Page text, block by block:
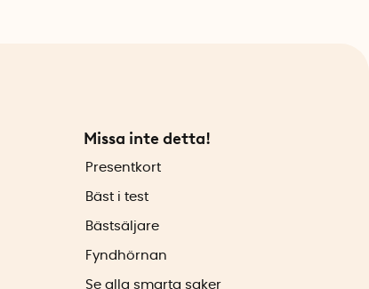
Missa inte detta!
Presentkort
Bäst i test
Bästsäljare
Fyndhörnan
Se alla smarta saker